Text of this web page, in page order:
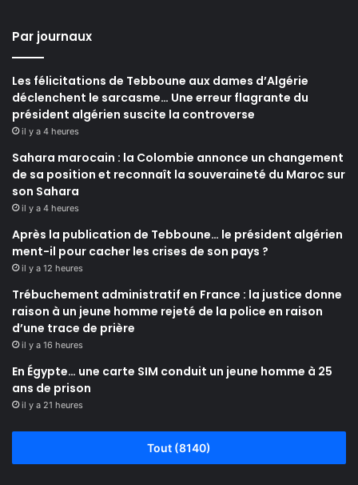
Par journaux
Les félicitations de Tebboune aux dames d’Algérie
déclenchent le sarcasme… Une erreur flagrante du
président algérien suscite la controverse
il y a 4 heures
Sahara marocain : la Colombie annonce un changement
de sa position et reconnaît la souveraineté du Maroc sur
son Sahara
il y a 4 heures
Après la publication de Tebboune… le président algérien
ment-il pour cacher les crises de son pays ?
il y a 12 heures
Trébuchement administratif en France : la justice donne
raison à un jeune homme rejeté de la police en raison
d’une trace de prière
il y a 16 heures
En Égypte… une carte SIM conduit un jeune homme à 25
ans de prison
il y a 21 heures
Tout (8140)